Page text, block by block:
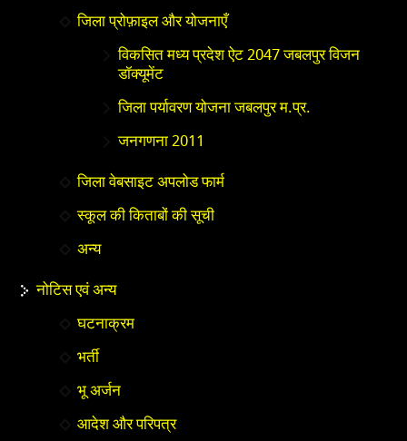
जिला प्रोफ़ाइल और योजनाएँ
विकसित मध्य प्रदेश ऐट 2047 जबलपुर विजन
डॉक्यूमेंट
जिला पर्यावरण योजना जबलपुर म.प्र.
जनगणना 2011
जिला वेबसाइट अपलोड फार्म
स्कूल की किताबों की सूची
अन्य
नोटिस एवं अन्य
घटनाक्रम
भर्ती
भू अर्जन
आदेश और परिपत्र